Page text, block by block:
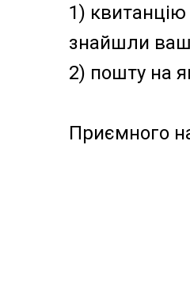
1)
знайшли
2) пошту на
Приємного